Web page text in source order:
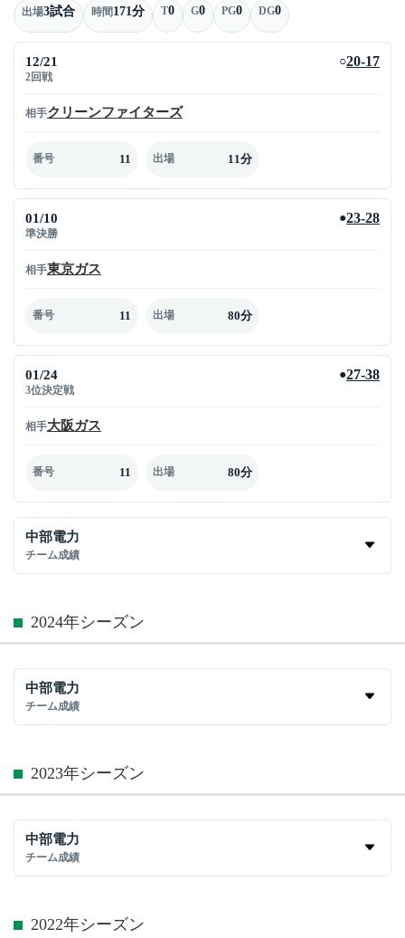
出場3試合 時間171分 T0 G0 PG0 DG0
12/21
2回戦
○20-17
相手クリーンファイターズ
番号 11 出場 11分
01/10
準決勝
●23-28
相手東京ガス
番号 11 出場 80分
01/24
3位決定戦
●27-38
相手大阪ガス
番号 11 出場 80分
中部電力
チーム成績
2024年シーズン
中部電力
チーム成績
2023年シーズン
中部電力
チーム成績
2022年シーズン